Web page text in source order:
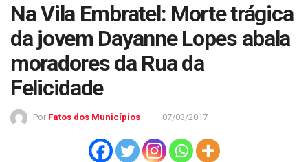
Na Vila Embratel: Morte trágica
da jovem Dayanne Lopes abala
moradores da Rua da
Felicidade
Por Fatos dos Municípios 07/03/2017